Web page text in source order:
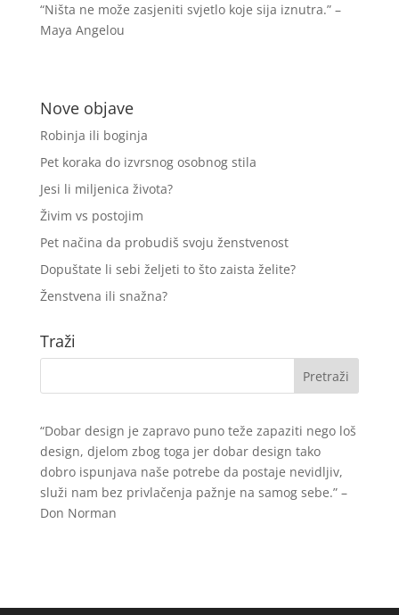
“Ništa ne može zasjeniti svjetlo koje sija iznutra.” –
Maya Angelou
Nove objave
Robinja ili boginja
Pet koraka do izvrsnog osobnog stila
Jesi li miljenica života?
Živim vs postojim
Pet načina da probudiš svoju ženstvenost
Dopuštate li sebi željeti to što zaista želite?
Ženstvena ili snažna?
Traži
“Dobar design je zapravo puno teže zapaziti nego loš
design, djelom zbog toga jer dobar design tako
dobro ispunjava naše potrebe da postaje nevidljiv,
služi nam bez privlačenja pažnje na samog sebe.” –
Don Norman